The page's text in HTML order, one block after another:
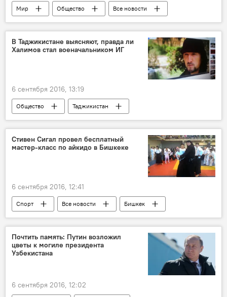
Мир Общество
Все новости
розыск
СНГ
В Таджикистане выясняют, правда ли
Халимов стал военачальником ИГ
6 сентября 2016, 13:19
Общество
Таджикистан
Все новости
Гулмурод Халимов
ИГИЛ
Стивен Сигал провел бесплатный
мастер-класс по айкидо в Бишкеке
6 сентября 2016, 12:41
Спорт Все новости
Бишкек
Стивен Сигал
Центральная Азия
Почтить память: Путин возложил
цветы к могиле президента
Узбекистана
6 сентября 2016, 12:02